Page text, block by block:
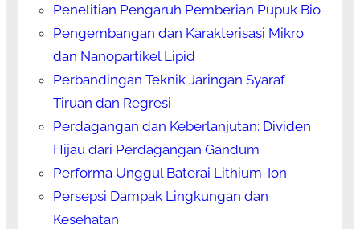
Penelitian Pengaruh Pemberian Pupuk Bio
Pengembangan dan Karakterisasi Mikro
dan Nanopartikel Lipid
Perbandingan Teknik Jaringan Syaraf
Tiruan dan Regresi
Perdagangan dan Keberlanjutan: Dividen
Hijau dari Perdagangan Gandum
Performa Unggul Baterai Lithium-Ion
Persepsi Dampak Lingkungan dan
Kesehatan